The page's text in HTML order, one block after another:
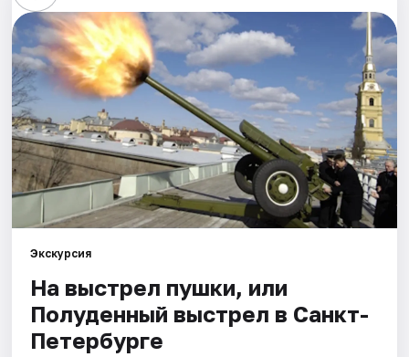
Стендап
Выставки
Квесты
Экскурсии
Спорт
События
Города
Площадки
Экскурсия
На выстрел пушки, или
Полуденный выстрел в Санкт-
Петербурге